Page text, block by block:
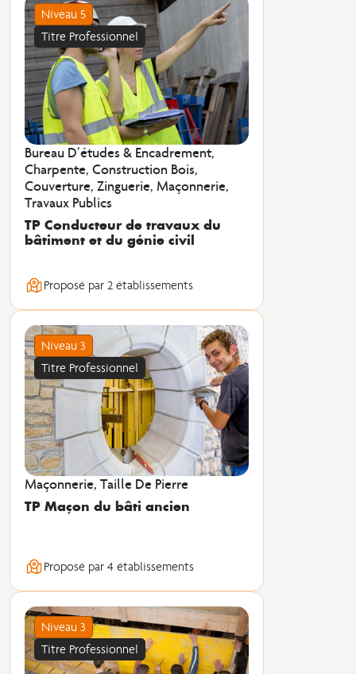
Niveau 5
Titre Professionnel
Bureau D’études & Encadrement,
Charpente, Construction Bois,
Couverture, Zinguerie, Maçonnerie,
Travaux Publics
TP Conducteur de travaux du
bâtiment et du génie civil
Proposé par 2 établissements
Niveau 3
Titre Professionnel
Maçonnerie, Taille De Pierre
TP Maçon du bâti ancien
Proposé par 4 établissements
Niveau 3
Titre Professionnel